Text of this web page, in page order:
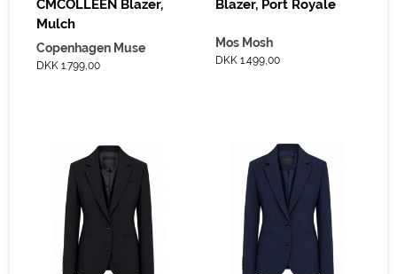
CMCOLLEEN Blazer,
Mulch
Copenhagen Muse
DKK 1.799,00
Blazer, Port Royale
Mos Mosh
DKK 1.499,00